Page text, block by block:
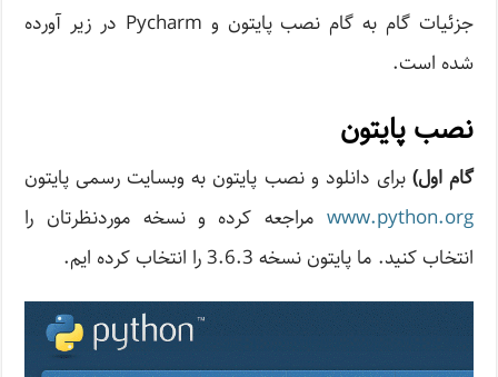
جزئیات گام به گام نصب پایتون و Pycharm در زیر آورده
شده است.
نصب پایتون
گام اول) برای دانلود و نصب پایتون به وبسایت رسمی پایتون
www.python.org مراجعه کرده و نسخه موردنظرتان را
انتخاب کنید. ما پایتون نسخه 3.6.3 را انتخاب کرده ایم.